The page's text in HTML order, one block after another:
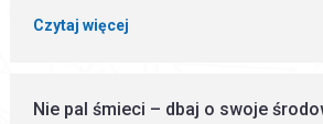
Czytaj więcej
Nie pal śmieci – dbaj o swoje